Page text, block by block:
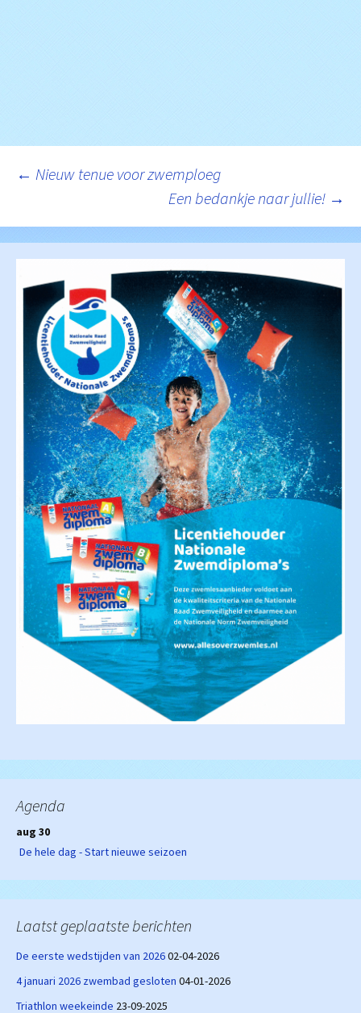
Berichtnavigatie
← Nieuw tenue voor zwemploeg
Een bedankje naar jullie! →
Agenda
aug 30
De hele dag - Start nieuwe seizoen
Laatst geplaatste berichten
De eerste wedstijden van 202602-04-2026
4 januari 2026 zwembad gesloten 04-01-2026
Triathlon weekeinde 23-09-2025